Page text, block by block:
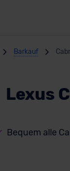
Barkauf
Lexus
Bequem alle